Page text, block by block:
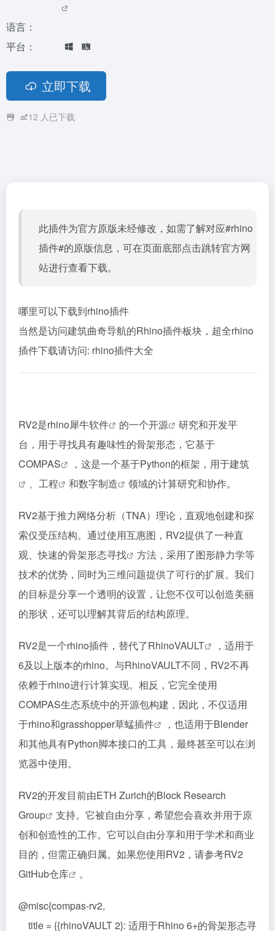
语言：
平台：
立即下载
12 人已下载
此插件为官方原版未经修改，如需了解对应#rhino
插件#的原版信息，可在页面底部点击跳转官方网
站进行查看下载。
哪里可以下载到rhino插件
当然是访问建筑曲奇导航的Rhino插件板块，超全rhino
插件下载请访问: rhino插件大全
RV2是rhino犀牛软件 的一个开源
研究和开发平
台，用于寻找具有趣味性的骨架形态，它基于
COMPAS
，这是一个基于Python的框架，用于建筑
、 工程 和数字制造 领域的计算研究和协作。
RV2基于推力网络分析（TNA）理论，直观地创建和探
索仅受压结构。通过使用互惠图，RV2提供了一种直
观、快速的骨架形态寻找
方法，采用了图形静力学等
技术的优势，同时为三维问题提供了可行的扩展。我们
的目标是分享一个透明的设置，让您不仅可以创造美丽
的形状，还可以理解其背后的结构原理。
RV2是一个rhino插件，替代了RhinoVAULT
，适用于
6及以上版本的rhino。与RhinoVAULT不同，RV2不再
依赖于rhino进行计算实现。相反，它完全使用
COMPAS生态系统中的开源包构建，因此，不仅适用
于rhino和grasshopper草蜢插件
，也适用于Blender
和其他具有Python脚本接口的工具，最终甚至可以在浏
览器中使用。
RV2的开发目前由ETH Zurich的Block Research
Group
支持。它被自由分享，希望您会喜欢并用于原
创和创造性的工作。它可以自由分享和用于学术和商业
目的，但需正确归属。如果您使用RV2，请参考RV2
GitHub仓库
。
@misc{compas-rv2,
title = {{rhinoVAULT 2}: 适用于Rhino 6+的骨架形态寻